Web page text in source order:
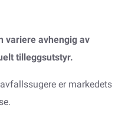
variere avhengig av
tilleggsutstyr.
er markedets